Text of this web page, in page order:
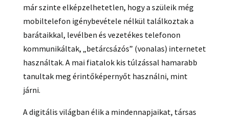
már szinte elképzelhetetlen, hogy a szüleik még
mobiltelefon igénybevétele nélkül találkoztak a
barátaikkal, levélben és vezetékes telefonon
kommunikáltak, „betárcsázós” (vonalas) internetet
használtak. A mai fiatalok kis túlzással hamarabb
tanultak meg érintőképernyőt használni, mint
járni.
A digitális világban élik a mindennapjaikat, társas